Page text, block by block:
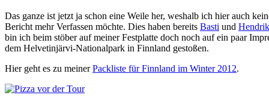
Das ganze ist jetzt ja schon eine Weile her, weshalb ich hier auch
Bericht mehr Verfassen möchte. Dies haben bereits Basti und Hendrik
bin ich beim stöber auf meiner Festplatte doch noch auf ein paar
dem Helvetinjärvi-Nationalpark in Finnland gestoßen.
Hier geht es zu meinerPackliste für Finnland im Winter 2012.